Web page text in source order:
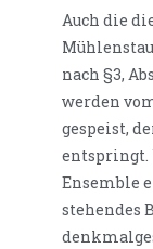
Auch die
nach §3,
werden
gespeist,
entspringt.
Ensemble
stehendes